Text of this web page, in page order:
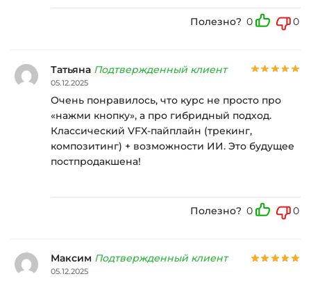
Полезно? 0 0
Татьяна Подтвержденный клиент
05.12.2025
Очень понравилось, что курс не просто про
«нажми кнопку», а про гибридный подход.
Классический VFX-пайплайн (трекинг,
композитинг) + возможности ИИ. Это будущее
постпродакшена!
Полезно? 0 0
Максим Подтвержденный клиент
05.12.2025